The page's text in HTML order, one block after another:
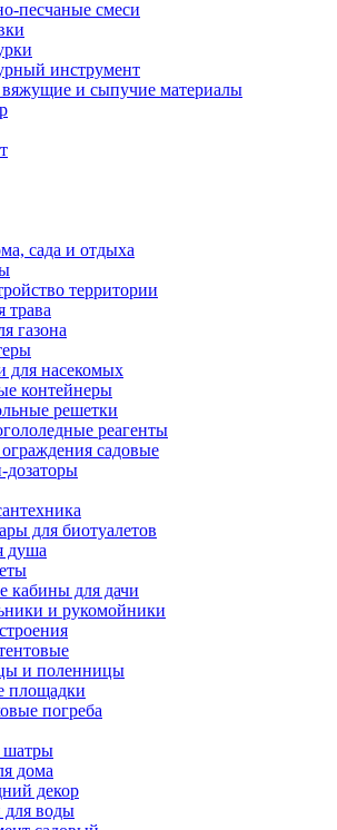
песчаные смеси
инструмент
и сыпучие материалы
сада и отдыха
территории
трава
газона
для насекомых
контейнеры
решетки
реагенты
садовые
дозаторы
для биотуалетов
душа
кабины для дачи
и рукомойники
и поленницы
площадки
погреба
шатры
дома
декор
для воды